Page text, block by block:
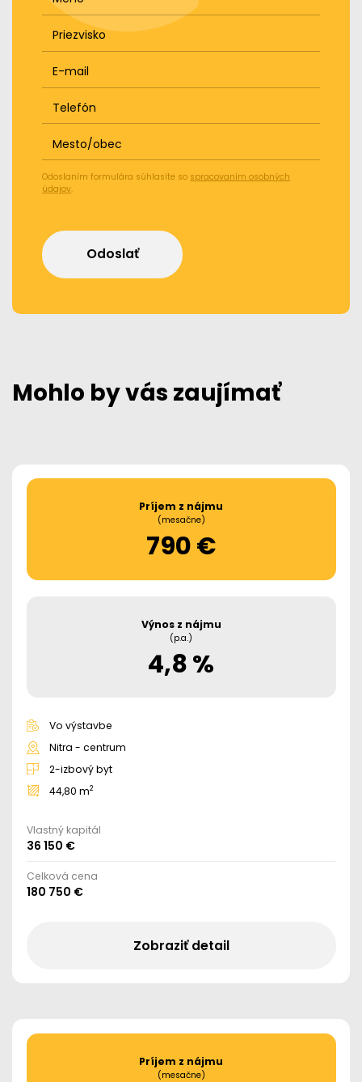
Priezvisko
E-mail
Telefón
Mesto/obec
Odoslaním formulára súhlasíte so spracovaním osobných
údajov.
Odoslať
Mohlo by vás zaujímať
Príjem z nájmu
(mesačne)
790 €
Výnos z nájmu
(p.a.)
4,8 %
Vo výstavbe
Nitra - centrum
2-izbový byt
44,80 m2
Vlastný kapitál
36 150 €
Celková cena
180 750 €
Zobraziť detail
Príjem z nájmu
(mesačne)